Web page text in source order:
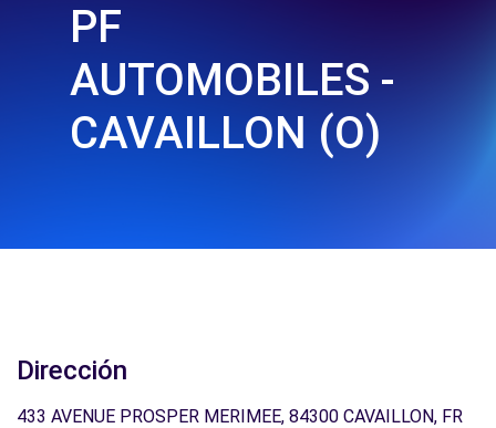
PF
AUTOMOBILES -
CAVAILLON (O)
Dirección
433 AVENUE PROSPER MERIMEE, 84300 CAVAILLON, FR